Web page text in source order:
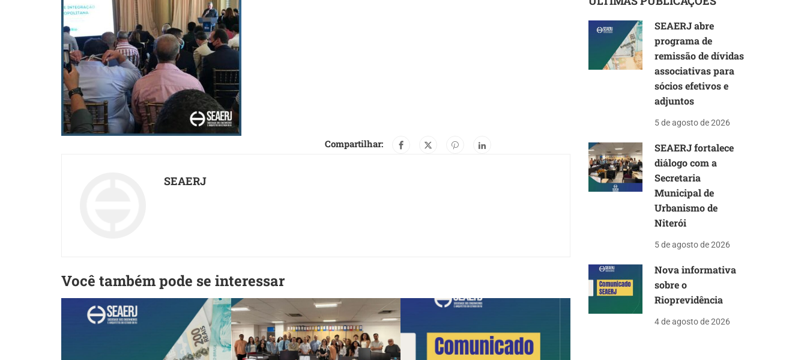
Compartilhar:
SEAERJ
Você também pode se interessar
SEAERJ abre
programa de
remissão de dívidas
associativas para
sócios efetivos e
adjuntos
5 de agosto de 2026
SEAERJ fortalece
diálogo com a
Secretaria
Municipal de
Urbanismo de
Niterói
5 de agosto de 2026
Nova informativa
sobre o
Rioprevidência
4 de agosto de 2026